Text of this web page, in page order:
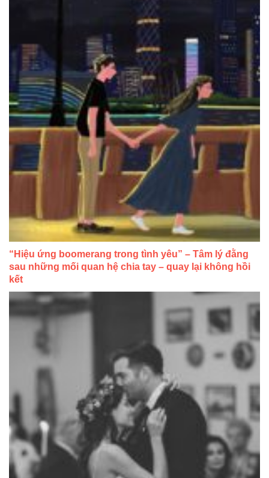
“Hiệu ứng boomerang trong tình yêu” – Tâm lý đằng
sau những mối quan hệ chia tay – quay lại không hồi
kết